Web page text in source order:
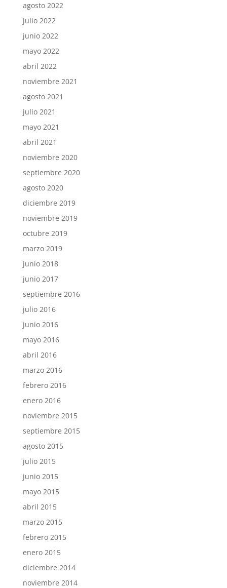
agosto 2022
julio 2022
junio 2022
mayo 2022
abril 2022
noviembre 2021
agosto 2021
julio 2021
mayo 2021
abril 2021
noviembre 2020
septiembre 2020
agosto 2020
diciembre 2019
noviembre 2019
octubre 2019
marzo 2019
junio 2018
junio 2017
septiembre 2016
julio 2016
junio 2016
mayo 2016
abril 2016
marzo 2016
febrero 2016
enero 2016
noviembre 2015
septiembre 2015
agosto 2015
julio 2015
junio 2015
mayo 2015
abril 2015
marzo 2015
febrero 2015
enero 2015
diciembre 2014
noviembre 2014